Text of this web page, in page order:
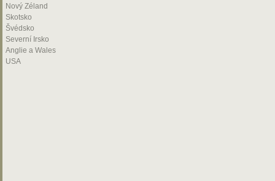
Nový Zéland
Skotsko
Švédsko
Severní Irsko
Anglie a Wales
USA